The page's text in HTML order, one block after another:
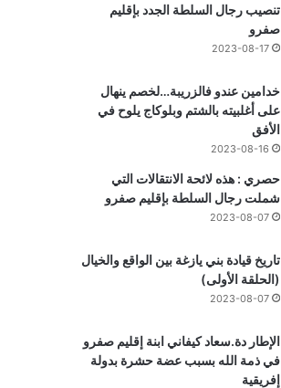
تنصيب رجال السلطة الجدد بإقليم
صفرو
2023-08-17
خدامين عندو فالزريبة…لخصم ينهال
على أغلبيته بالشتم وبلوكاج يلوح في
الأفق
2023-08-16
حصري : هذه لائحة الانتقالات التي
شملت رجال السلطة بإقليم صفرو
2023-08-07
تاريخ قيادة بني يازغة بين الواقع والخيال
(الحلقة الأولى)
2023-08-07
الإطار دة.سعاد كيفاني ابنة إقليم صفرو
في ذمة الله بسبب عضة حشرة بدولة
إفريقية